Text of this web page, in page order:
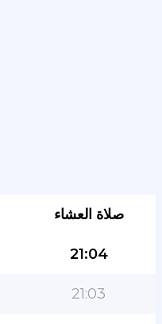
صلاة العشاء
21:04
21:03